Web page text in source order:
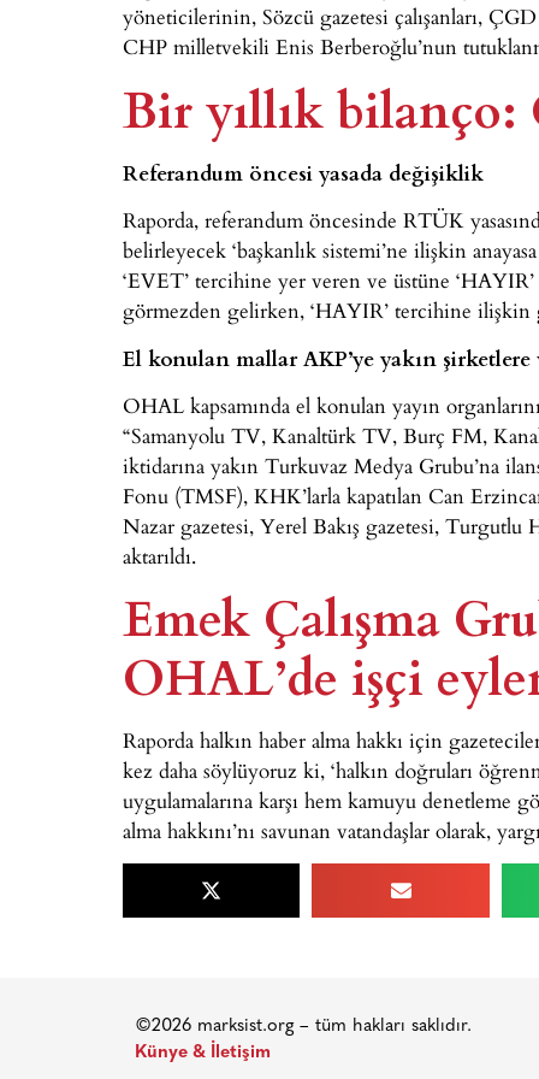
yöneticilerinin, Sözcü gazetesi çalışanları,
CHP milletvekili Enis Berberoğlu’nun
Bir yıllık bilanço:
Referandum öncesi yasada değişiklik
Raporda, referandum öncesinde RTÜK
belirleyecek ‘başkanlık sistemi’ne ilişkin
‘EVET’ tercihine yer veren ve üstüne
görmezden gelirken, ‘HAYIR’ tercihine ilişkin
El konulan mallar AKP’ye yakın şirketlere
OHAL kapsamında el konulan yayın
“Samanyolu TV, Kanaltürk TV, Burç FM,
iktidarına yakın Turkuvaz Medya Grubu’na
Fonu (TMSF), KHK’larla kapatılan Can
Nazar gazetesi, Yerel Bakış gazetesi, Turgutlu
aktarıldı.
Emek Çalışma
OHAL’de işçi
Raporda halkın haber alma hakkı için
kez daha söylüyoruz ki, ‘halkın doğruları
uygulamalarına karşı hem kamuyu denetleme
alma hakkını’nı savunan vatandaşlar olarak,
©2026 marksist.org – tüm hakları saklıdır.
Künye & İletişim